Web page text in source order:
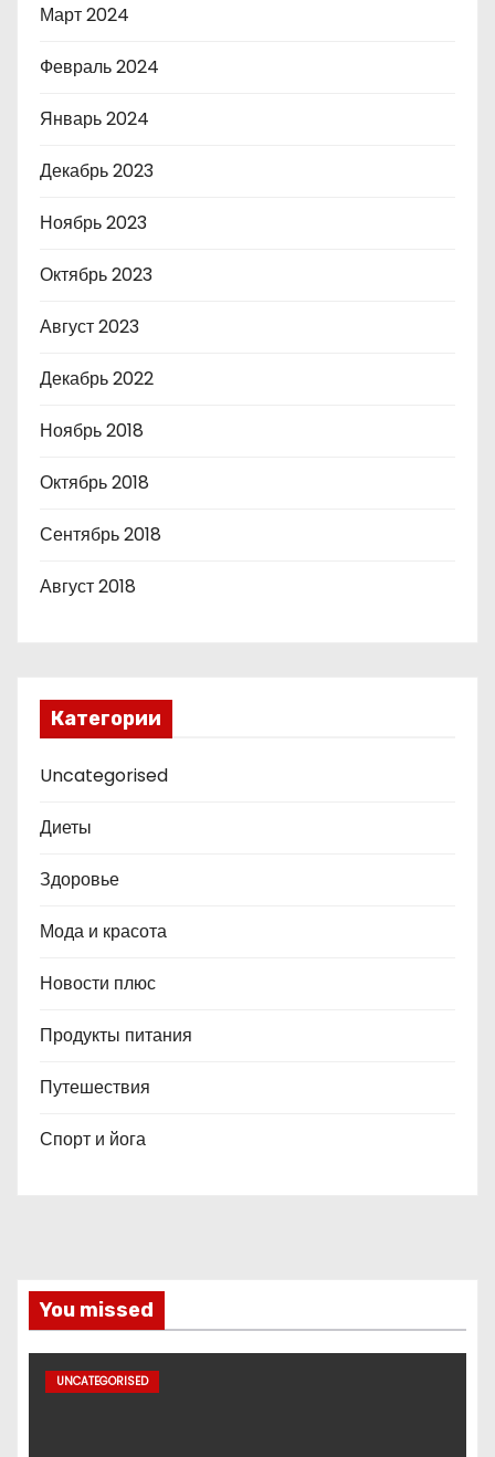
Март 2024
Февраль 2024
Январь 2024
Декабрь 2023
Ноябрь 2023
Октябрь 2023
Август 2023
Декабрь 2022
Ноябрь 2018
Октябрь 2018
Сентябрь 2018
Август 2018
Категории
Uncategorised
Диеты
Здоровье
Мода и красота
Новости плюс
Продукты питания
Путешествия
Спорт и йога
You missed
UNCATEGORISED